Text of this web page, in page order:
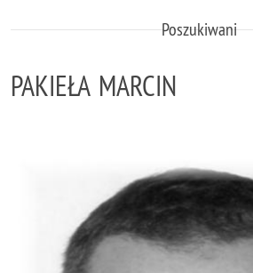
Poszukiwani
PAKIEŁA MARCIN